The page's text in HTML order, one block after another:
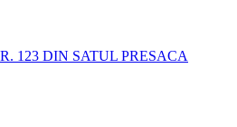
123 DIN SATUL PRESACA